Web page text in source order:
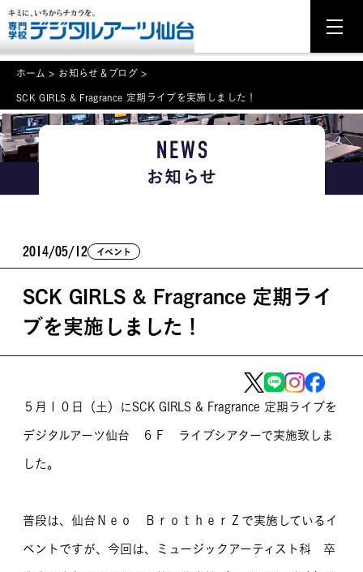
NEWS
学科・専攻案内
学校案内
イベント案内
学びの環境
留学生のみなさま
保護者のみなさま
ホーム > お知らせ＆ブログ >
SCK GIRLS & Fragrance 定期ライブを実施しました！
NEWS
お知らせ
2014/05/12 イベント
SCK GIRLS & Fragrance 定期ライ
ブを実施しました！
５月１０日（土）にSCK GIRLS & Fragrance 定期ライブを
デジタルアーツ仙台 ６Ｆ ライブシアターで実施致しま
した。
普段は、仙台Ｎｅｏ ＢｒｏｔｈｅｒＺで実施しているイ
ベントですが、今回は、ミュージックアーティスト科 卒